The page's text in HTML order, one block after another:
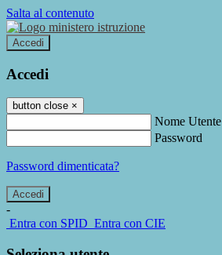
Salta al contenuto
Accedi
Accedi
button close ×
Nome Utente
Password
Password dimenticata?
-
Entra con SPID Entra con CIE